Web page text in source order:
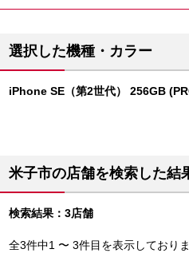
選択した機種・カラー
iPhone SE（第2世代） 256GB
米子市の店舗を検索した結
検索結果：3店舗
全3件中1 〜 3件目を表示しており